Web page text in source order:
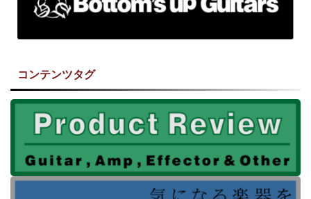
コンテンツタグ